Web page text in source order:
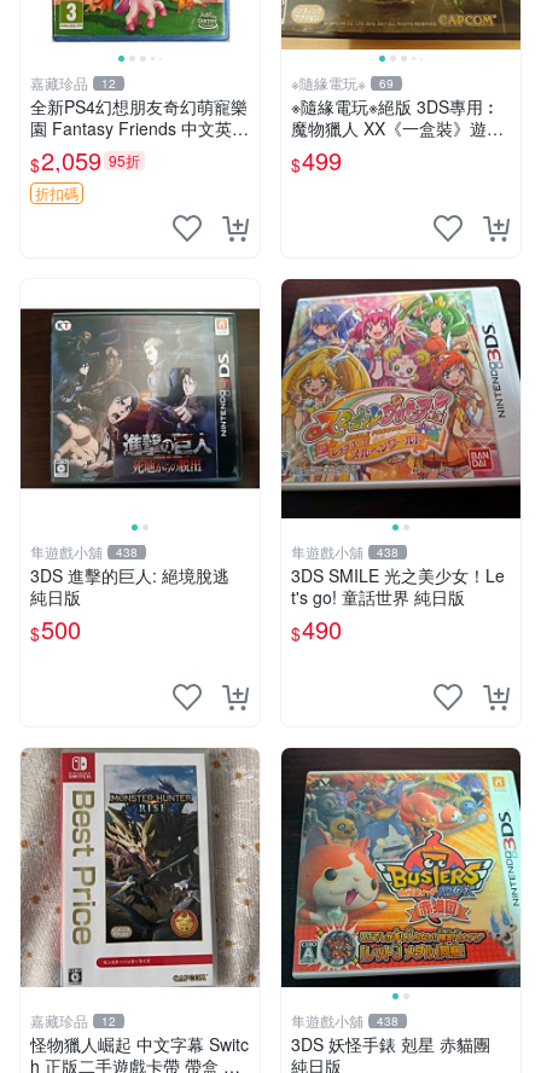
嘉藏珍品 12
全新PS4幻想朋友奇幻萌寵樂
園 Fantasy Friends 中文英文
日文俄文 【支持PS5】 【歐
版支持簡繁中文，英文，法
文，德文，日文，韓文，俄
$2,059 95折
折扣碼
※隨緣電玩※ 69
※隨緣電玩※絕版 3DS專用︰
魔物獵人 XX《一盒裝》遊戲
片㊣正版㊣如圖示
$499
隼遊戲小舖 438
3DS 進擊的巨人: 絕境脫逃
純日版
$500
隼遊戲小舖 438
3DS SMILE 光之美少女！Le
t's go! 童話世界 純日版
$490
嘉藏珍品 12
怪物獵人崛起 中文字幕 Switc
h 正版二手遊戲卡帶 帶盒 港
隼遊戲小舖 438
3DS 妖怪手錶 剋星 赤貓團
純日版